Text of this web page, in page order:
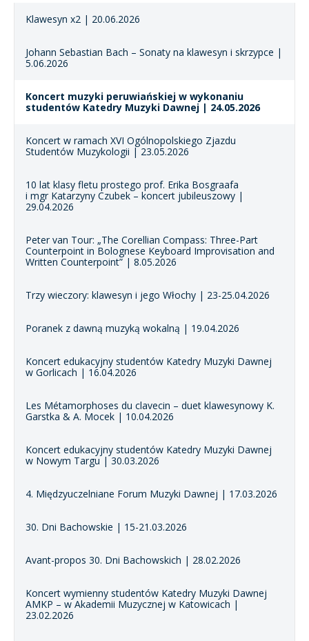
Klawesyn x2 | 20.06.2026
Johann Sebastian Bach – Sonaty na klawesyn i skrzypce |
5.06.2026
Koncert muzyki peruwiańskiej w wykonaniu
studentów Katedry Muzyki Dawnej | 24.05.2026
Koncert w ramach XVI Ogólnopolskiego Zjazdu
Studentów Muzykologii | 23.05.2026
10 lat klasy fletu prostego prof. Erika Bosgraafa
i mgr Katarzyny Czubek – koncert jubileuszowy |
29.04.2026
Peter van Tour: „The Corellian Compass: Three-Part
Counterpoint in Bolognese Keyboard Improvisation and
Written Counterpoint” | 8.05.2026
Trzy wieczory: klawesyn i jego Włochy | 23-25.04.2026
Poranek z dawną muzyką wokalną | 19.04.2026
Koncert edukacyjny studentów Katedry Muzyki Dawnej
w Gorlicach | 16.04.2026
Les Métamorphoses du clavecin – duet klawesynowy K.
Garstka & A. Mocek | 10.04.2026
Koncert edukacyjny studentów Katedry Muzyki Dawnej
w Nowym Targu | 30.03.2026
4. Międzyuczelniane Forum Muzyki Dawnej | 17.03.2026
30. Dni Bachowskie | 15-21.03.2026
Avant-propos 30. Dni Bachowskich | 28.02.2026
Koncert wymienny studentów Katedry Muzyki Dawnej
AMKP – w Akademii Muzycznej w Katowicach |
23.02.2026